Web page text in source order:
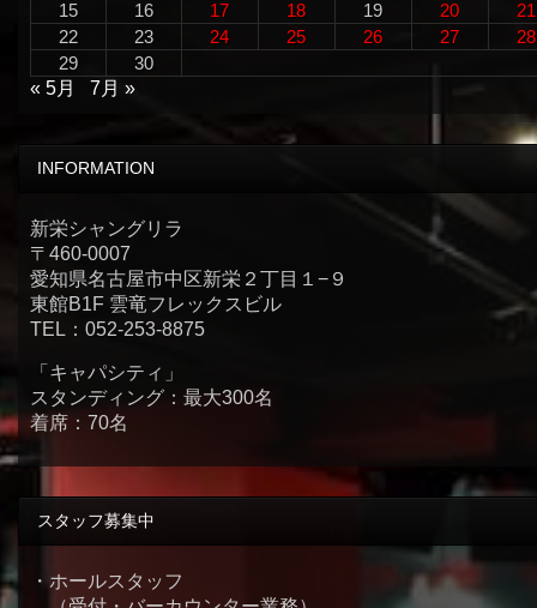
15
16 17 18 19 20
21
22
23 24 25 26 27
28
29
30
« 5月
7月 »
INFORMATION
新栄シャングリラ
〒460-0007
愛知県名古屋市中区新栄２丁目１−９
東館B1F 雲竜フレックスビル
TEL：052-253-8875
「キャパシティ」
スタンディング：最大300名
着席：70名
スタッフ募集中
・ホールスタッフ